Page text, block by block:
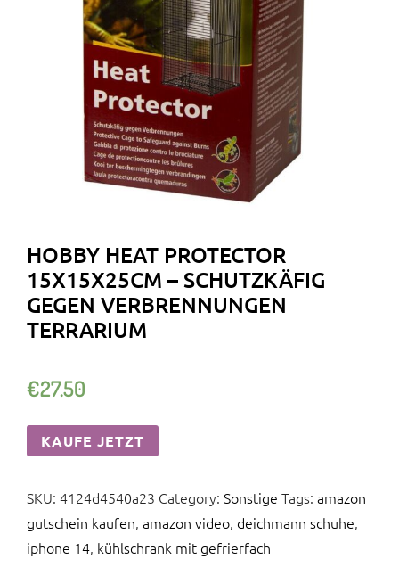
HOBBY HEAT PROTECTOR
15X15X25CM – SCHUTZKÄFIG
GEGEN VERBRENNUNGEN
TERRARIUM
€27.50
KAUFE JETZT
SKU: 4124d4540a23 Category: Sonstige Tags: amazon
gutschein kaufen, amazon video, deichmann schuhe,
iphone 14, kühlschrank mit gefrierfach